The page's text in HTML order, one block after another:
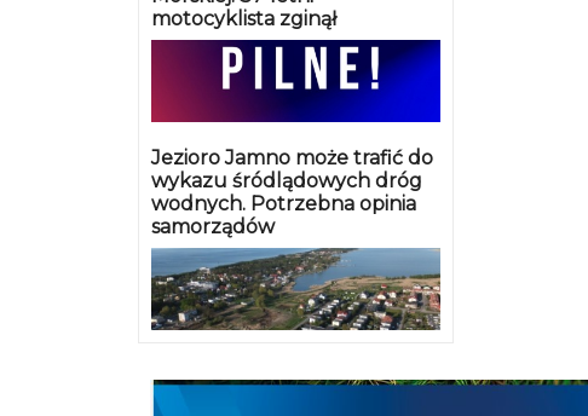
motocyklista zginął
Jezioro Jamno może trafić do
wykazu śródlądowych dróg
wodnych. Potrzebna opinia
samorządów